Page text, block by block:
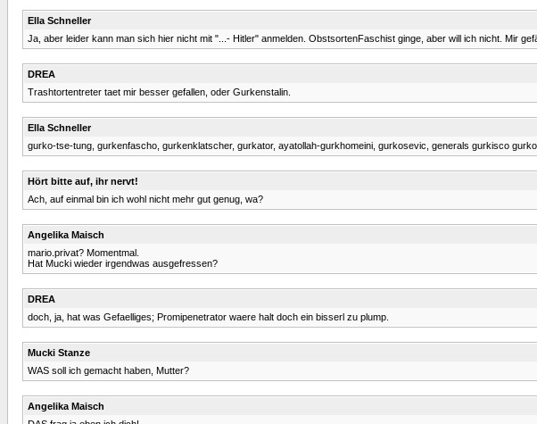
Ella Schneller
Ja, aber leider kann man sich hier nicht mit "...- Hitler" anmelden. ObstsortenFaschist ginge, aber will ich nicht. Mir
DREA
Trashtortentreter taet mir besser gefallen, oder Gurkenstalin.
Ella Schneller
gurko-tse-tung, gurkenfascho, gurkenklatscher, gurkator, ayatollah-gurkhomeini, gurkosevic, generals gurkisco
Hört bitte auf, ihr nervt!
Ach, auf einmal bin ich wohl nicht mehr gut genug, wa?
Angelika Maisch
mario.privat? Momentmal.
Hat Mucki wieder irgendwas ausgefressen?
DREA
doch, ja, hat was Gefaelliges; Promipenetrator waere halt doch ein bisserl zu plump.
Mucki Stanze
WAS soll ich gemacht haben, Mutter?
Angelika Maisch